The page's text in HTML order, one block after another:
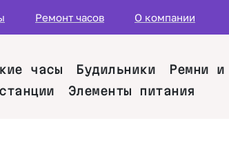
Ремонт часов О компании
часы Будильники Ремни и
Элементы питания